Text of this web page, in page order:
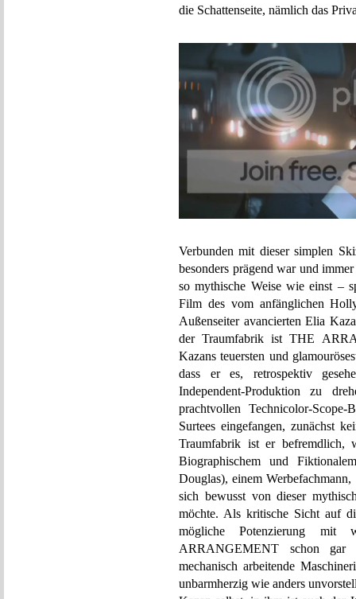
die Schattenseite, nämlich das
Verbunden mit dieser simplen
besonders prägend war und
so mythische Weise wie einst –
Film des vom anfänglichen
Außenseiter avancierten Elia
der Traumfabrik ist THE
Kazans teuersten und
dass er es, retrospektiv
Independent-Produktion zu
prachtvollen Technicolor-
Surtees eingefangen, zunächst
Traumfabrik ist er befremdlich,
Biographischem und
Douglas), einem
sich bewusst von dieser
möchte. Als kritische Sicht auf
mögliche Potenzierung mit
ARRANGEMENT schon gar
mechanisch arbeitende
unbarmherzig wie anders